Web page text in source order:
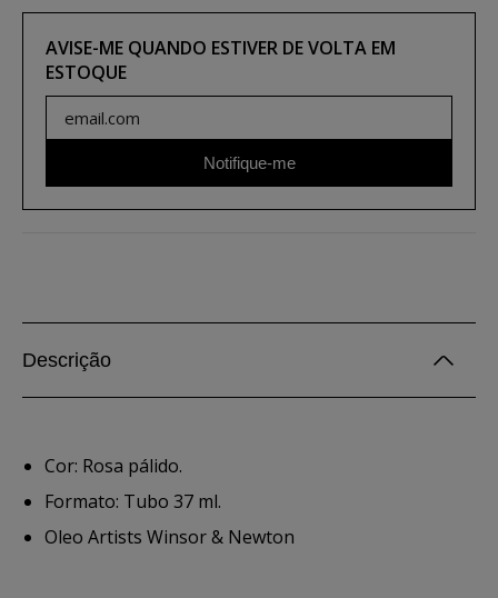
AVISE-ME QUANDO ESTIVER DE VOLTA EM
ESTOQUE
Notifique-me
Descrição
Cor: Rosa pálido.
Formato: Tubo 37 ml.
Oleo Artists Winsor & Newton